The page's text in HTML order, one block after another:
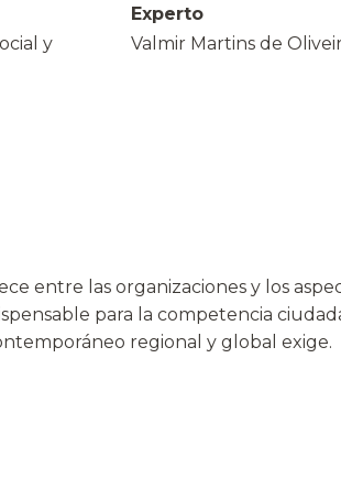
y
Experto
Valmir Martins de
entre las organizaciones y los
para la competencia
regional y global exige.